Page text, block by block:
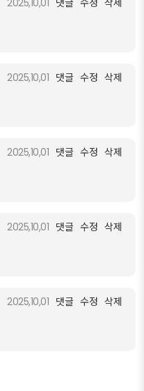
2025,10,01 댓글 수정 삭제
2025,10,01 댓글 수정 삭제
2025,10,01 댓글 수정 삭제
2025,10,01 댓글 수정 삭제
2025,10,01 댓글 수정 삭제